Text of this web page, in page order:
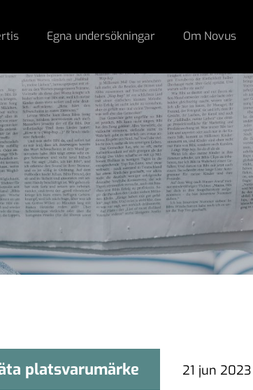
Egna undersökningar Om Novus
platsvarumärke 21 jun 2023
platsvarumärke